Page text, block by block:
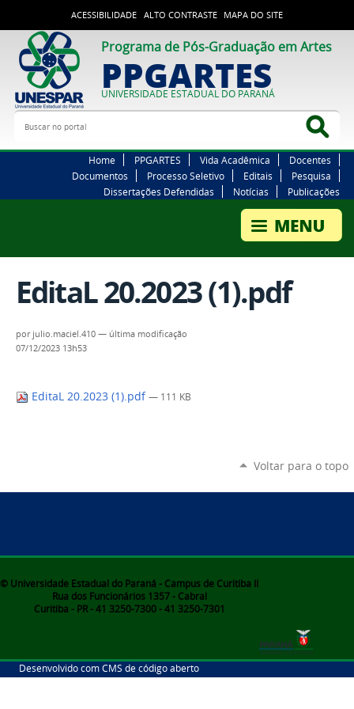
ACESSIBILIDADE ALTO CONTRASTE MAPA DO SITE
Programa de Pós-Graduação em Artes
PPGARTES
UNIVERSIDADE ESTADUAL DO PARANÁ
Buscar no portal
Home PPGARTES Vida Acadêmica
Docentes
Documentos
Processo Seletivo Editais
Pesquisa
Dissertações Defendidas
Notícias Publicações
EditaL 20.2023 (1).pdf
por julio.maciel.410 — última modificação
07/12/2023 13h53
EditaL 20.2023 (1).pdf — 111 KB
Voltar para o topo
© Universidade Estadual do Paraná - Campus de Curitiba II
Rua dos Funcionários 1357 - Cabral
Curitiba - PR - 41 3250-7300 - 41 3250-7301
Desenvolvido com CMS de código aberto